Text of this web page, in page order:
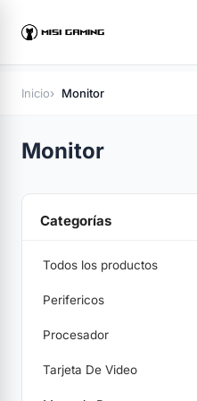
Inicio Monitor
Monitor
Categorías
Todos los productos
Perifericos
Procesador
Tarjeta De Video